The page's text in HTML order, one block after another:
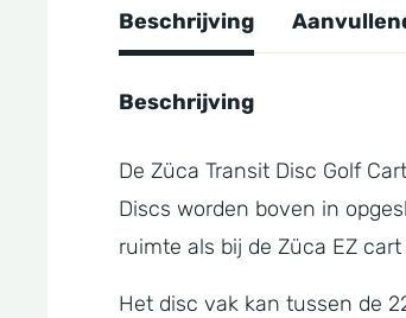
Beschrijving
Beschrijving
De Züca Transit Disc Golf
Discs worden boven in
ruimte als bij de Züca EZ
Het disc vak kan tussen de